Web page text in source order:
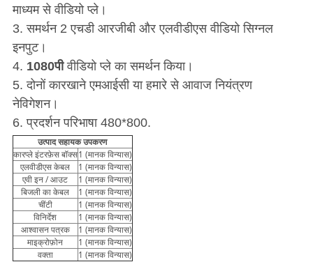
माध्यम से वीडियो प्ले।
3. समर्थन 2 एचडी आरजीबी और एलवीडीएस वीडियो सिग्नल
इनपुट।
4. 1080पीवीडियो प्ले का समर्थन किया।
5. दोनों कारखाने एमआईसी या हमारे से आवाज नियंत्रण
नेविगेशन।
6. प्रदर्शन परिभाषा 480*800.
उत्पाद सहायक उपकरण
कारप्ले इंटरफ़ेस बॉक्स1 (मानक विन्यास)
एलवीडीएस केबल
1 (मानक विन्यास)
एवी इन / आउट
1 (मानक विन्यास)
बिजली का केबल
1 (मानक विन्यास)
चींटी
1 (मानक विन्यास)
विनिर्देश
1 (मानक विन्यास)
आश्वासन पत्रक
1 (मानक विन्यास)
माइक्रोफ़ोन
1 (मानक विन्यास)
वक्ता
1 (मानक विन्यास)